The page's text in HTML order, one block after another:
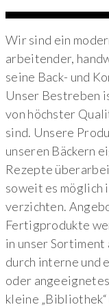
Wir sind ein
arbeitender,
seine Back- und
Unser Bestreben
von höchster
sind. Unsere
unseren Bäckern
Rezepte
soweit es möglich
verzichten.
Fertigprodukte
in unser
durch interne und
oder
kleine